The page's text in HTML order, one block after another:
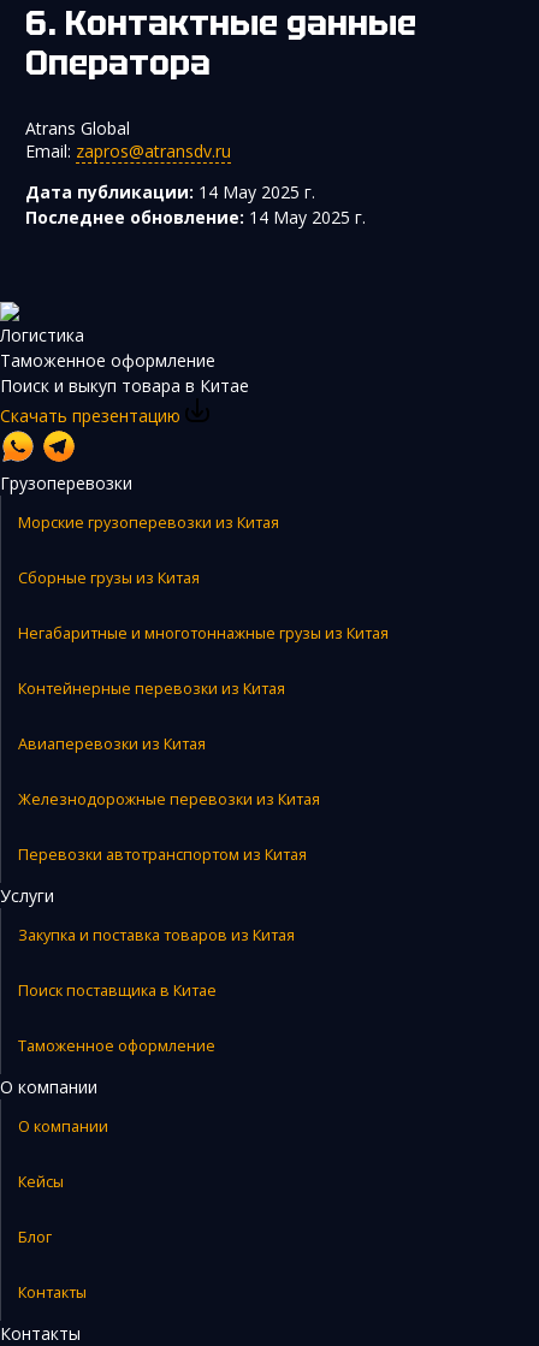
Контактные данные
Оператора
Atrans Global
Email: zapros@atransdv.ru
Дата публикации: 14 May 2025 г.
Последнее обновление: 14 May 2025 г.
Логистика
Таможенное оформление
Поиск и выкуп товара в Китае
Скачать презентацию
Грузоперевозки
Морские грузоперевозки из Китая
Сборные грузы из Китая
Негабаритные и многотоннажные грузы из Китая
Контейнерные перевозки из Китая
Авиаперевозки из Китая
Железнодорожные перевозки из Китая
Перевозки автотранспортом из Китая
Услуги
Закупка и поставка товаров из Китая
Поиск поставщика в Китае
Таможенное оформление
О компании
О компании
Кейсы
Блог
Контакты
Контакты